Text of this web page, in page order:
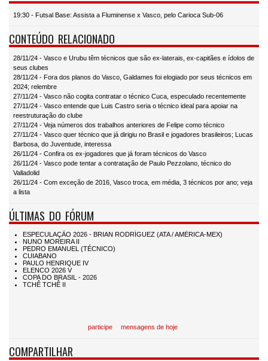
19:30 - Futsal Base: Assista a Fluminense x Vasco, pelo Carioca Sub-06
CONTEÚDO RELACIONADO
28/11/24 - Vasco e Urubu têm técnicos que são ex-laterais, ex-capitães e ídolos de
seus clubes
28/11/24 - Fora dos planos do Vasco, Galdames foi elogiado por seus técnicos em
2024; relembre
27/11/24 - Vasco não cogita contratar o técnico Cuca, especulado recentemente
27/11/24 - Vasco entende que Luis Castro seria o técnico ideal para apoiar na
reestruturação do clube
27/11/24 - Veja números dos trabalhos anteriores de Felipe como técnico
27/11/24 - Vasco quer técnico que já dirigiu no Brasil e jogadores brasileiros; Lucas
Barbosa, do Juventude, interessa
26/11/24 - Confira os ex-jogadores que já foram técnicos do Vasco
26/11/24 - Vasco pode tentar a contratação de Paulo Pezzolano, técnico do
Valladolid
26/11/24 - Com exceção de 2016, Vasco troca, em média, 3 técnicos por ano; veja
a lista
ÚLTIMAS DO FÓRUM
participe mensagens de hoje
COMPARTILHAR